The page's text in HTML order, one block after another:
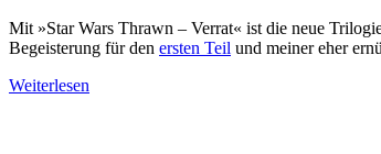
Mit »Star Wars Thrawn – Verrat« ist die neue
Begeisterung für den ersten Teil und meiner eher
Weiterlesen